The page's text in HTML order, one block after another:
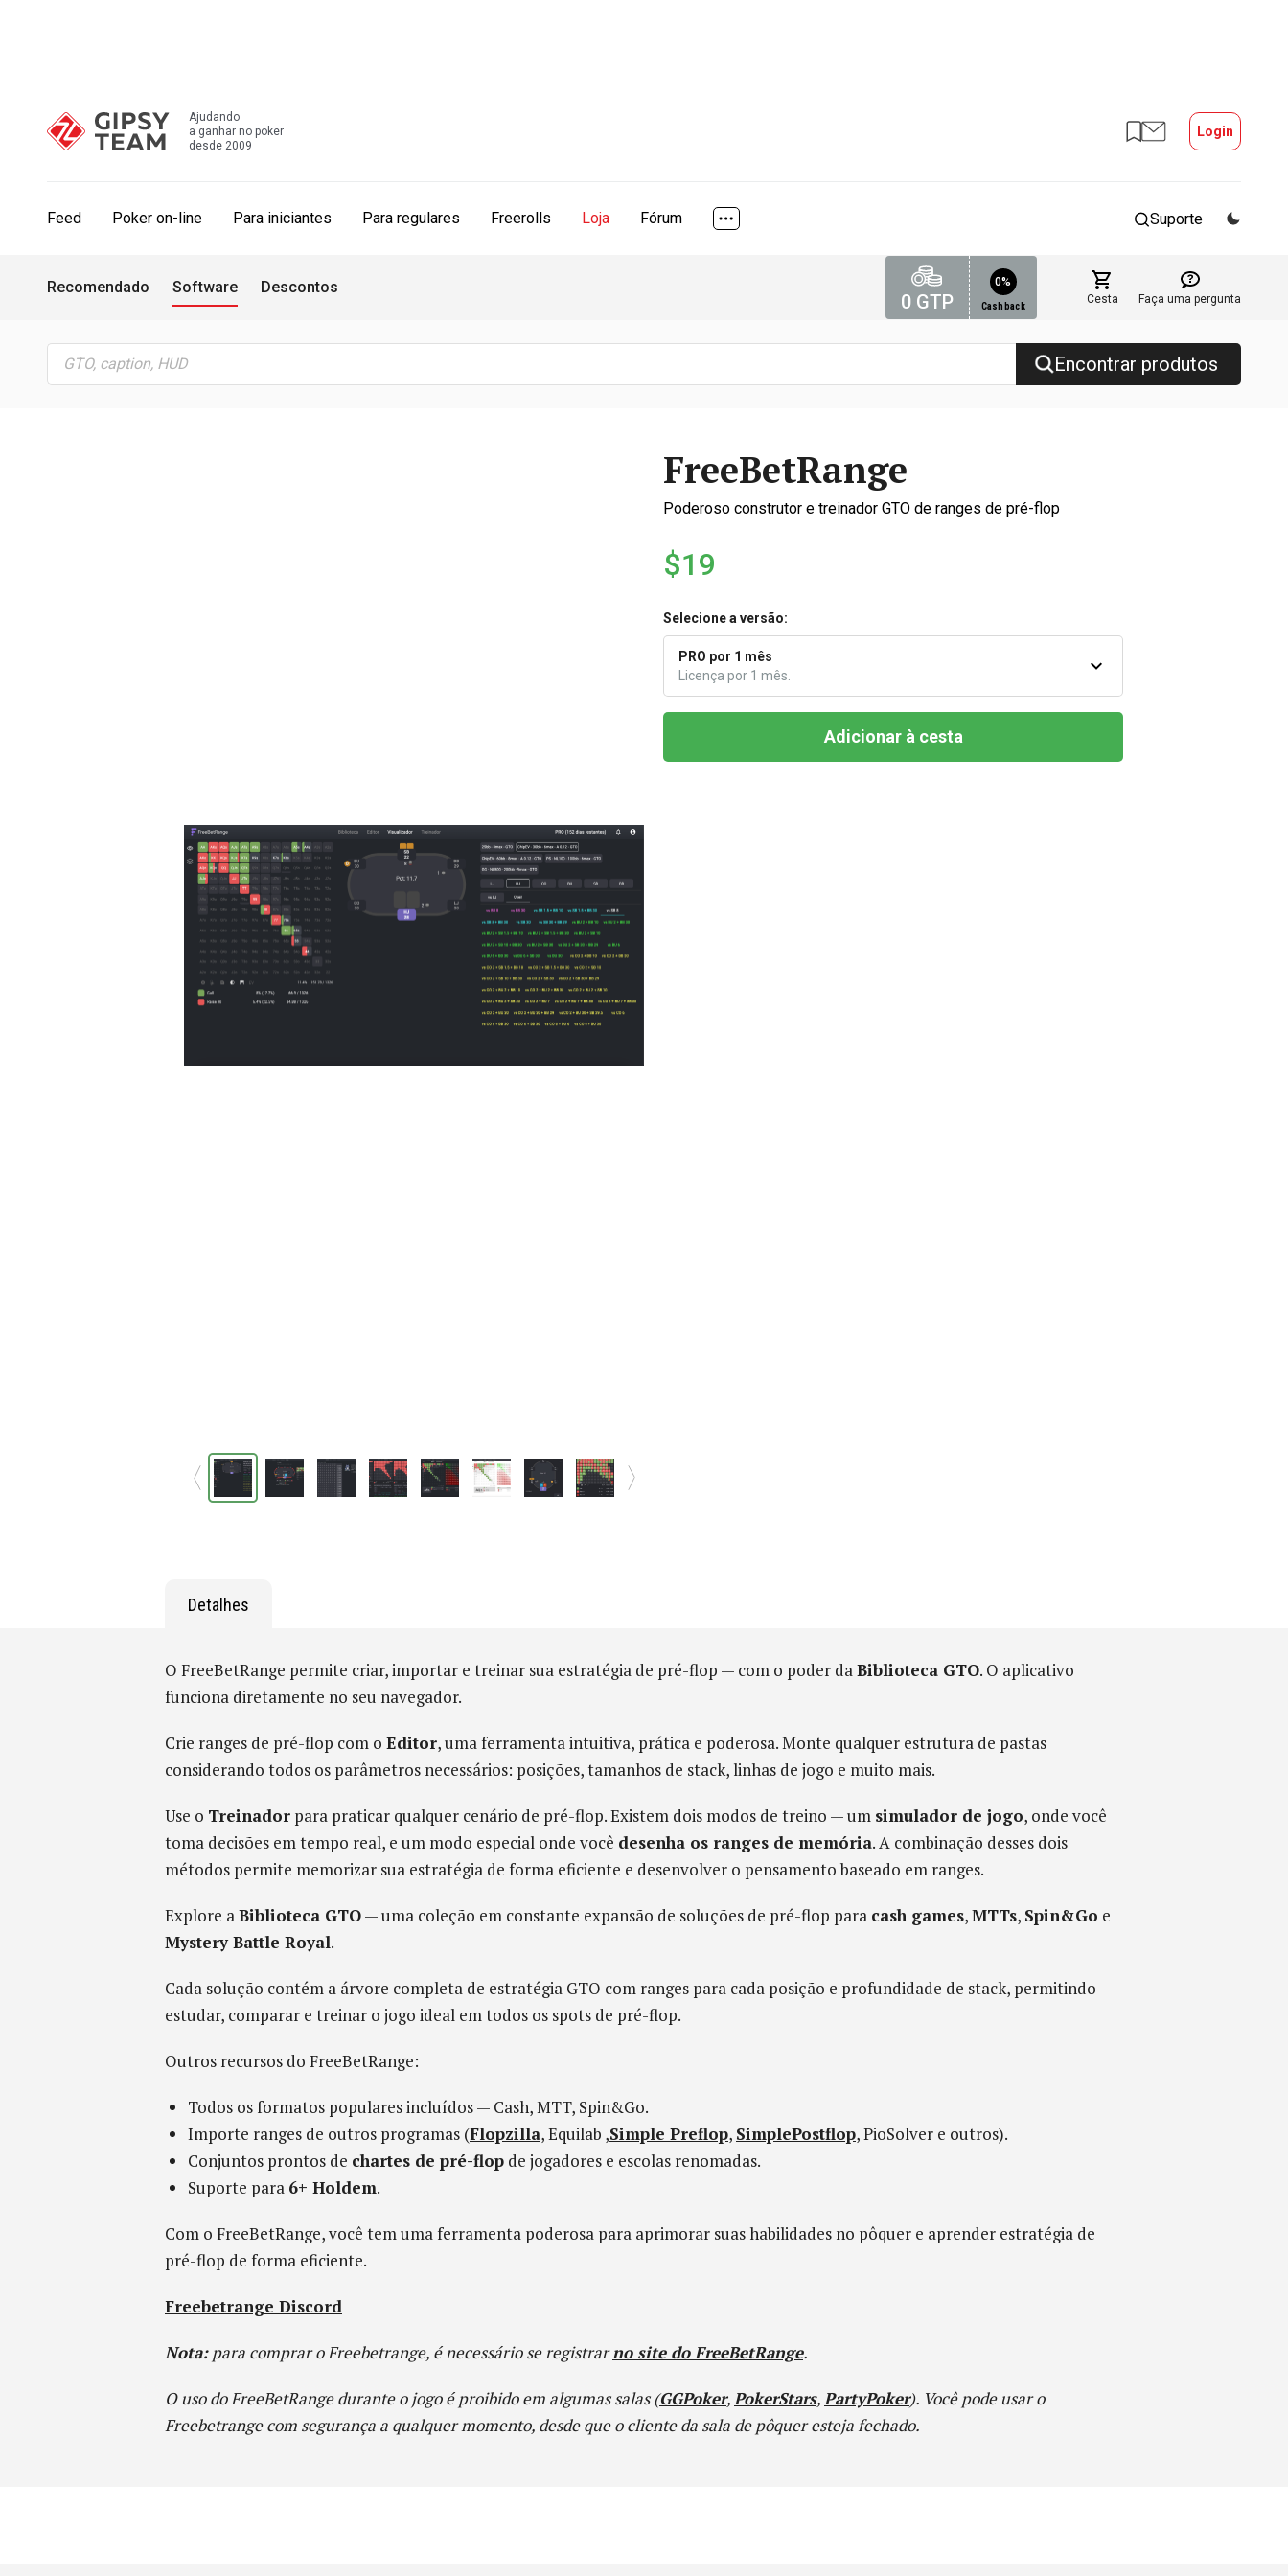
Ajudando
a ganhar no poker
desde 2009
Login
Feed Poker on-line Para iniciantes Para regulares Freerolls Loja Fórum Suporte
Recomendado Software Descontos
0 GTP
0%
Cashback
Cesta Faça uma pergunta
Encontrar produtos
FreeBetRange
Poderoso construtor e treinador GTO de ranges de pré-flop
$19
Selecione a versão:
PRO por 1 mês
Licença por 1 mês.
Adicionar à cesta
Detalhes
O FreeBetRange permite criar, importar e treinar sua estratégia de pré-flop — com o poder da Biblioteca GTO. O aplicativo
funciona diretamente no seu navegador.
Crie ranges de pré-flop com o Editor, uma ferramenta intuitiva, prática e poderosa. Monte qualquer estrutura de pastas
considerando todos os parâmetros necessários: posições, tamanhos de stack, linhas de jogo e muito mais.
Use o Treinador para praticar qualquer cenário de pré-flop. Existem dois modos de treino — um simulador de jogo, onde você
toma decisões em tempo real, e um modo especial onde você desenha os ranges de memória. A combinação desses dois
métodos permite memorizar sua estratégia de forma eficiente e desenvolver o pensamento baseado em ranges.
Explore a Biblioteca GTO— uma coleção em constante expansão de soluções de pré-flop para cash games,MTTs, Spin&Go e
Mystery Battle Royal.
Cada solução contém a árvore completa de estratégia GTO com ranges para cada posição e profundidade de stack, permitindo
estudar, comparar e treinar o jogo ideal em todos os spots de pré-flop.
Outros recursos do FreeBetRange:
Todos os formatos populares incluídos — Cash, MTT, Spin&Go.
Importe ranges de outros programas (Flopzilla, Equilab ,Simple Preflop, SimplePostflop, PioSolver e outros).
Conjuntos prontos de chartes de pré-flop de jogadores e escolas renomadas.
Suporte para 6+ Holdem.
Com o FreeBetRange, você tem uma ferramenta poderosa para aprimorar suas habilidades no pôquer e aprender estratégia de
pré-flop de forma eficiente.
Freebetrange Discord
Nota:para comprar o Freebetrange, é necessário se registrarno site do FreeBetRange.
O uso do FreeBetRange durante o jogo é proibido em algumas salas (GGPoker, PokerStars, PartyPoker). Você pode usar o
Freebetrange com segurança a qualquer momento, desde que o cliente da sala de pôquer esteja fechado.